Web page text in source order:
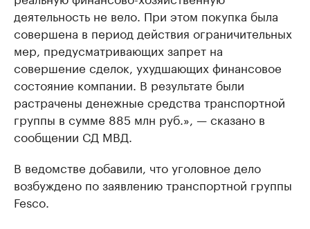
деятельность не вело. При этом покупка была
совершена в период действия ограничительных
мер, предусматривающих запрет на
совершение сделок, ухудшающих финансовое
состояние компании. В результате были
растрачены денежные средства транспортной
группы в сумме 885 млн руб.», — сказано в
сообщении СД МВД.
В ведомстве добавили, что уголовное дело
возбуждено по заявлению транспортной группы
Fesco.